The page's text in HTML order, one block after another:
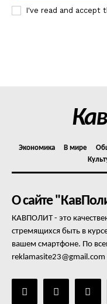
О нас
Политика
I've read and accept
Экономика В мире
О сайте
КАВПОЛИТ - это
стремящихся быть в
вашем смартфоне. По
reklamasite23@gmail.com